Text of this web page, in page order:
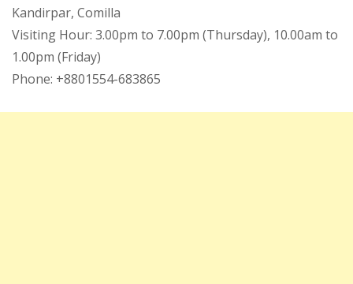
Kandirpar, Comilla
Visiting Hour: 3.00pm to 7.00pm (Thursday), 10.00am to
1.00pm (Friday)
Phone: +8801554-683865